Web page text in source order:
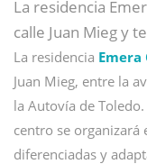
La residencia
calle Juan Mieg y
La residencia Emera
Juan Mieg, entre la
la Autovía de Toledo.
centro se organizará
diferenciadas y